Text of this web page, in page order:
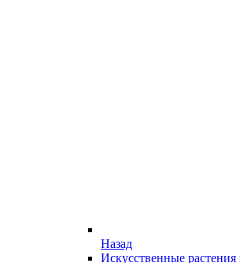
Назад
Искусственные растения